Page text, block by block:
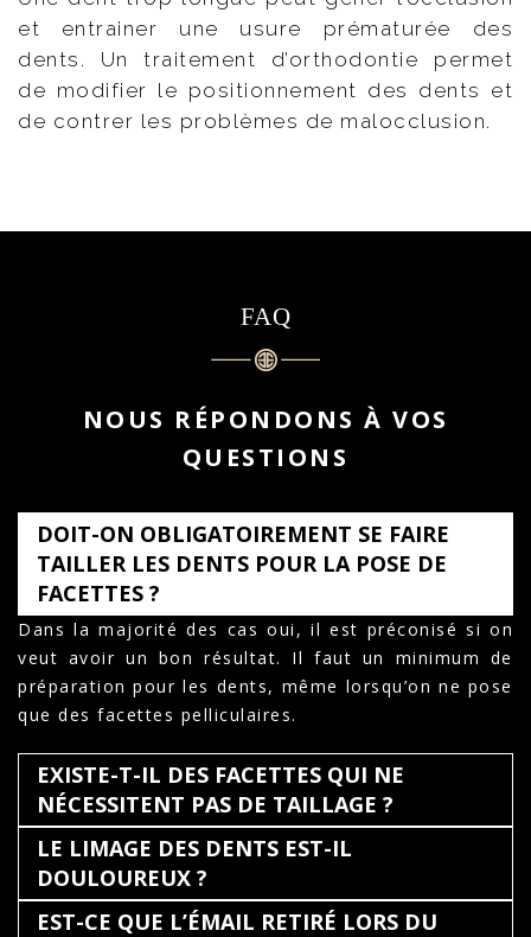
et entrainer une usure prématurée des
dents. Un traitement d’orthodontie permet
de modifier le positionnement des dents et
de contrer les problèmes de malocclusion.
FAQ
NOUS RÉPONDONS À VOS
QUESTIONS
DOIT-ON OBLIGATOIREMENT SE FAIRE
TAILLER LES DENTS POUR LA POSE DE
FACETTES ?
Dans la majorité des cas oui, il est préconisé si on
veut avoir un bon résultat. Il faut un minimum de
préparation pour les dents, même lorsqu’on ne pose
que des facettes pelliculaires.
EXISTE-T-IL DES FACETTES QUI NE
NÉCESSITENT PAS DE TAILLAGE ?
LE LIMAGE DES DENTS EST-IL
DOULOUREUX ?
EST-CE QUE L’ÉMAIL RETIRÉ LORS DU